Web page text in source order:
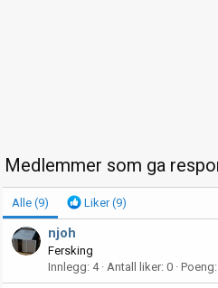
Medlemmer som ga
Alle (9) Liker(9)
njoh
Fersking
Innlegg 4 Antall liker 0 Poeng